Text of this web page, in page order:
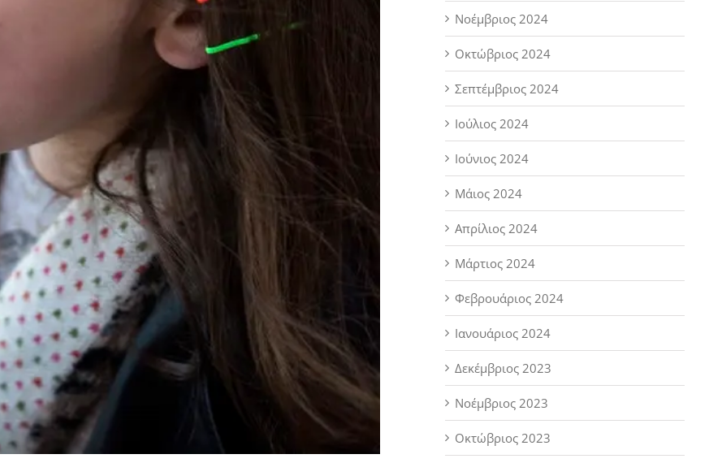
Νοέμβριος 2024
Οκτώβριος 2024
Σεπτέμβριος 2024
Ιούλιος 2024
Ιούνιος 2024
Μάιος 2024
Απρίλιος 2024
Μάρτιος 2024
Φεβρουάριος 2024
Ιανουάριος 2024
Δεκέμβριος 2023
Νοέμβριος 2023
Οκτώβριος 2023